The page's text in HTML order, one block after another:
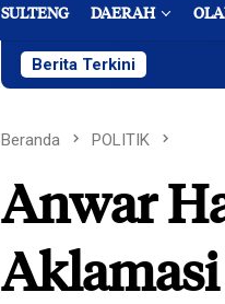
SULTENG DAERAH
Berita Terkini
Beranda POLITIK
Anwar
Aklamasi